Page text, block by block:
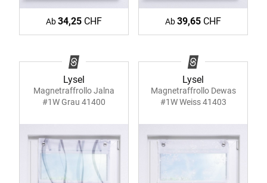
Ab34,25 CHF Ab39,65 CHF
Lysel
Magnetraffrollo Jalna
#1W Grau 41400
Lysel
Magnetraffrollo Dewas
#1W Weiss 41403